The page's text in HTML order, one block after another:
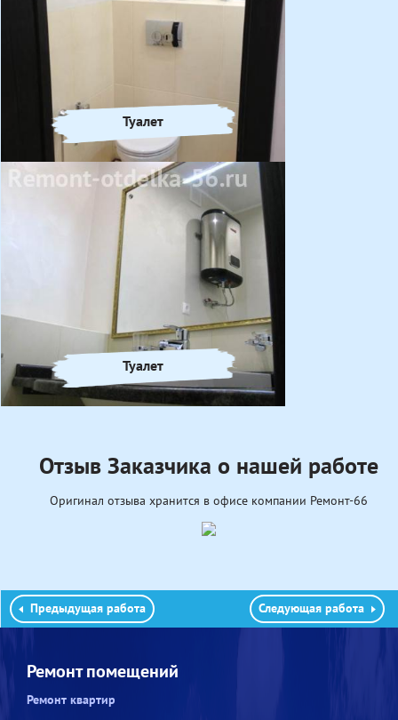
Туалет
Туалет
Отзыв Заказчика о нашей работе
Оригинал отзыва хранится в офисе компании Ремонт-66
Предыдущая работа Следующая работа
Ремонт помещений
Ремонт квартир